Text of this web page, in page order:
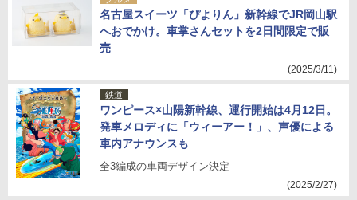
名古屋スイーツ「ぴよりん」新幹線でJR岡山駅
へおでかけ。車掌さんセットを2日間限定で販
売
(2025/3/11)
鉄道
ワンピース×山陽新幹線、運行開始は4月12日。
発車メロディに「ウィーアー！」、声優による
車内アナウンスも
全3編成の車両デザイン決定
(2025/2/27)